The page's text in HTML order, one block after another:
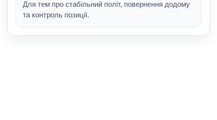
Для тем про стабільний політ, повернення додому
та контроль позиції.